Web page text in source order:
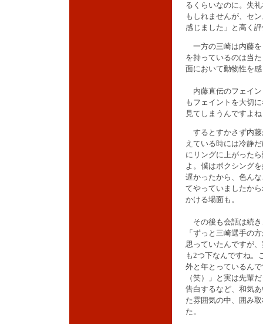
るくらいなのに。失
もしれませんが、セ
感じました」と高く
一方の三崎は内藤を
を持っているのは当
面において動物性を
内藤直伝のフェイン
もフェイントを大切
見てしまうんですよ
するとすかさず内藤
えている時には冷静
にリングに上がった
よ。僕はボクシング
遅かったから、色ん
てやっていましたか
かける場面も。
その後も会話は続き
「ずっと三崎選手の
思っていたんですが
も2つ下なんですね。
外と年とっているん
（笑）」と実は先輩
告白するなど、和気
た雰囲気の中、囲み
た。